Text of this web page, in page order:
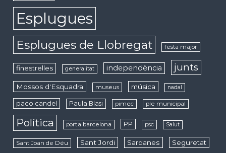
Esplugues
Esplugues de Llobregat festa major
finestrelles generalitat independència junts
Mossos d'Esquadra museus música nadal
paco candel Paula Blasi pimec ple municipal
Política porta barcelona PP psc Salut
Sant Joan de Déu Sant Jordi Sardanes Seguretat